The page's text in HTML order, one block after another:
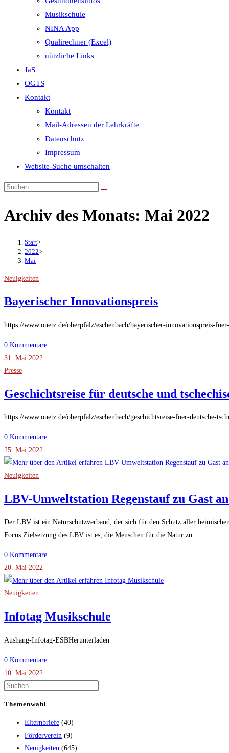
Musikschule
NINA App
Qualirechner (Excel)
nützliche Links
JaS
OGTS
Kontakt
Kontakt
Mail-Adressen der Lehrkräfte
Datenschutz
Impressum
Website-Suche umschalten
Archiv des Monats: Mai 2022
Start>
2022>
Mai
Neuigkeiten
Bayerischer Innovationspreis
https://www.onetz.de/oberpfalz/eschenbach/bayerischer-innovationspreis-
0 Kommentare
31. Mai 2022
Presse
Geschichtsreise für deutsche und
https://www.onetz.de/oberpfalz/eschenbach/geschichtsreise-fuer-deutsche-
0 Kommentare
25. Mai 2022
Neuigkeiten
LBV-Umweltstation Regenstauf zu Gast
Der LBV ist ein Naturschutzverband, der sich für den Schutz aller
Focus.Zielsetzung des LBV ist es, die Menschen für die Natur zu…
0 Kommentare
20. Mai 2022
Neuigkeiten
Infotag Musikschule
Aushang-Infotag-ESBHerunterladen
0 Kommentare
10. Mai 2022
Themenwahl
Elternbriefe (40)
Förderverein (9)
Neuigkeiten (645)